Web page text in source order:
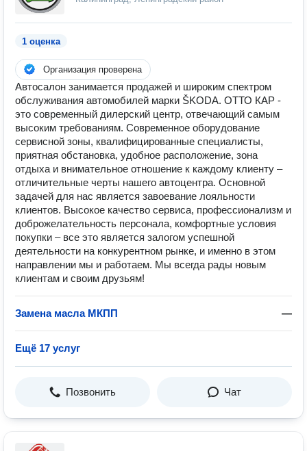
1 оценка
Организация проверена
Автосалон занимается продажей и широким спектром
обслуживания автомобилей марки ŠKODA. ОТТО КАР -
это современный дилерский центр, отвечающий самым
высоким требованиям. Современное оборудование
сервисной зоны, квалифицированные специалисты,
приятная обстановка, удобное расположение, зона
отдыха и внимательное отношение к каждому клиенту –
отличительные черты нашего автоцентра. Основной
задачей для нас является завоевание лояльности
клиентов. Высокое качество сервиса, профессионализм и
доброжелательность персонала, комфортные условия
покупки – все это является залогом успешной
деятельности на конкурентном рынке, и именно в этом
направлении мы и работаем. Мы всегда рады новым
клиентам и своим друзьям!
Замена масла МКПП —
Ещё 17 услуг
Позвонить Чат